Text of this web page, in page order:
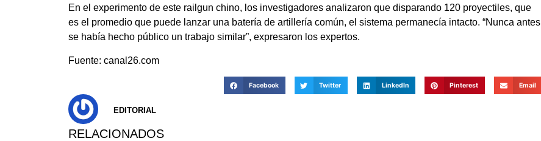
En el experimento de este railgun chino, los investigadores analizaron que disparando 120 proyectiles, que
es el promedio que puede lanzar una batería de artillería común, el sistema permanecía intacto. “Nunca antes
se había hecho público un trabajo similar”, expresaron los expertos.
Fuente: canal26.com
Facebook Twitter LinkedIn Pinterest Email
EDITORIAL
RELACIONADOS